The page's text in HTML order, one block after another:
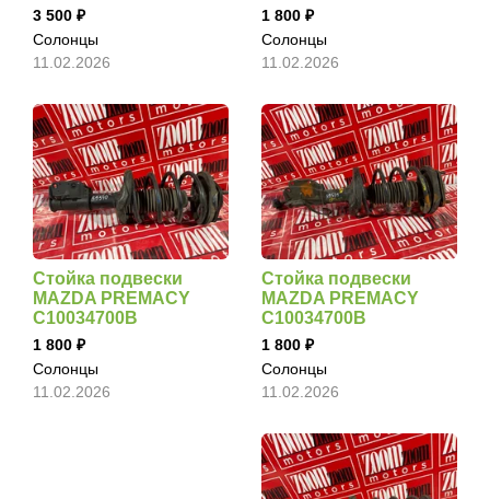
3 500
Солонцы
11.02.2026
1 800
Солонцы
11.02.2026
Стойка подвески
MAZDA PREMACY
C10034700B
1 800
Солонцы
11.02.2026
Стойка подвески
MAZDA PREMACY
C10034700B
1 800
Солонцы
11.02.2026